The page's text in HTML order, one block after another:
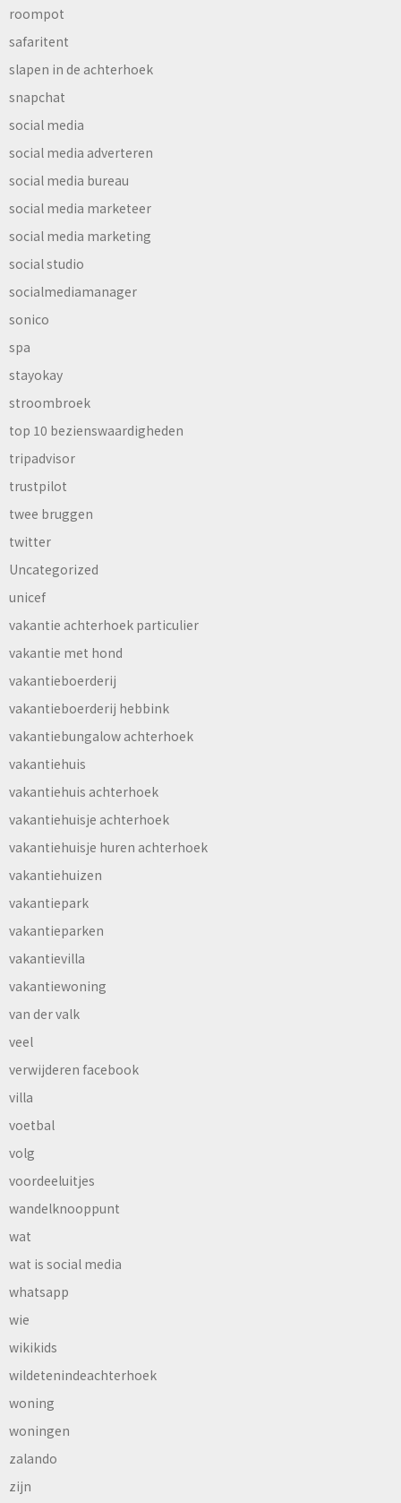
roompot
safaritent
slapen in de achterhoek
snapchat
social media
social media adverteren
social media bureau
social media marketeer
social media marketing
social studio
socialmediamanager
sonico
spa
stayokay
stroombroek
top 10 bezienswaardigheden
tripadvisor
trustpilot
twee bruggen
twitter
Uncategorized
unicef
vakantie achterhoek particulier
vakantie met hond
vakantieboerderij
vakantieboerderij hebbink
vakantiebungalow achterhoek
vakantiehuis
vakantiehuis achterhoek
vakantiehuisje achterhoek
vakantiehuisje huren achterhoek
vakantiehuizen
vakantiepark
vakantieparken
vakantievilla
vakantiewoning
van der valk
veel
verwijderen facebook
villa
voetbal
volg
voordeeluitjes
wandelknooppunt
wat
wat is social media
whatsapp
wie
wikikids
wildetenindeachterhoek
woning
woningen
zalando
zijn